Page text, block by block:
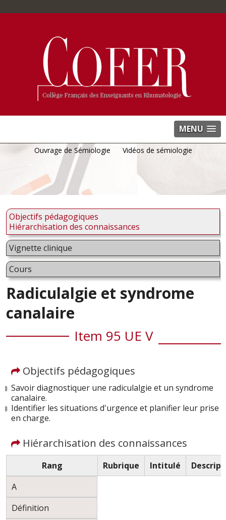
MENU
Ouvrage de Sémiologie Vidéos de sémiologie
Objectifs pédagogiques
Hiérarchisation des connaissances
Vignette clinique
Cours
Radiculalgie et syndrome
canalaire
Item 95 UE V
Objectifs pédagogiques
Savoir diagnostiquer une radiculalgie et un syndrome
canalaire.
Identifier les situations d'urgence et planifier leur prise
en charge.
Hiérarchisation des connaissances
Rang Rubrique Intitulé
A
Définition